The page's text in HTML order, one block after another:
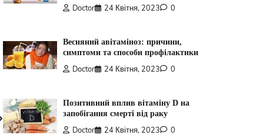
Doctor
24 Квітня, 2023 0
Весняний авітаміноз: причини,
симптоми та способи профілактики
Doctor
24 Квітня, 2023 0
Позитивний вплив вітаміну D на
запобігання смерті від раку
Doctor
24 Квітня, 2023 0